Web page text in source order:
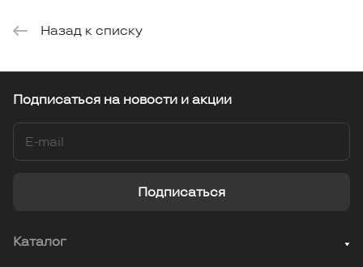
Назад к списку
Подписаться на новости и акции
Подписаться
Каталог